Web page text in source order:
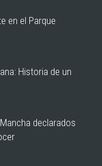
en el Parque
Historia de un
declarados